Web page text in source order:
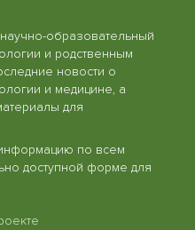
образовательный
и родственным
новости о
и медицине, а
для
по всем
доступной форме для